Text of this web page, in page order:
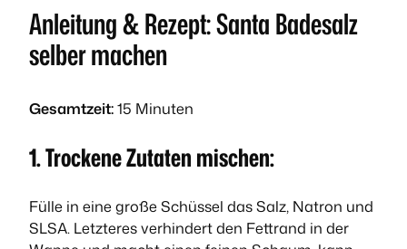
Anleitung & Rezept: Santa Badesalz
selber machen
Gesamtzeit:15 Minuten
1. Trockene Zutaten mischen:
Fülle in eine große Schüssel das Salz, Natron und
SLSA. Letzteres verhindert den Fettrand in der